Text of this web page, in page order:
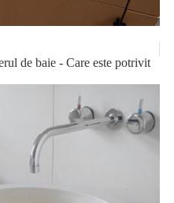
de baie - Care este potrivit